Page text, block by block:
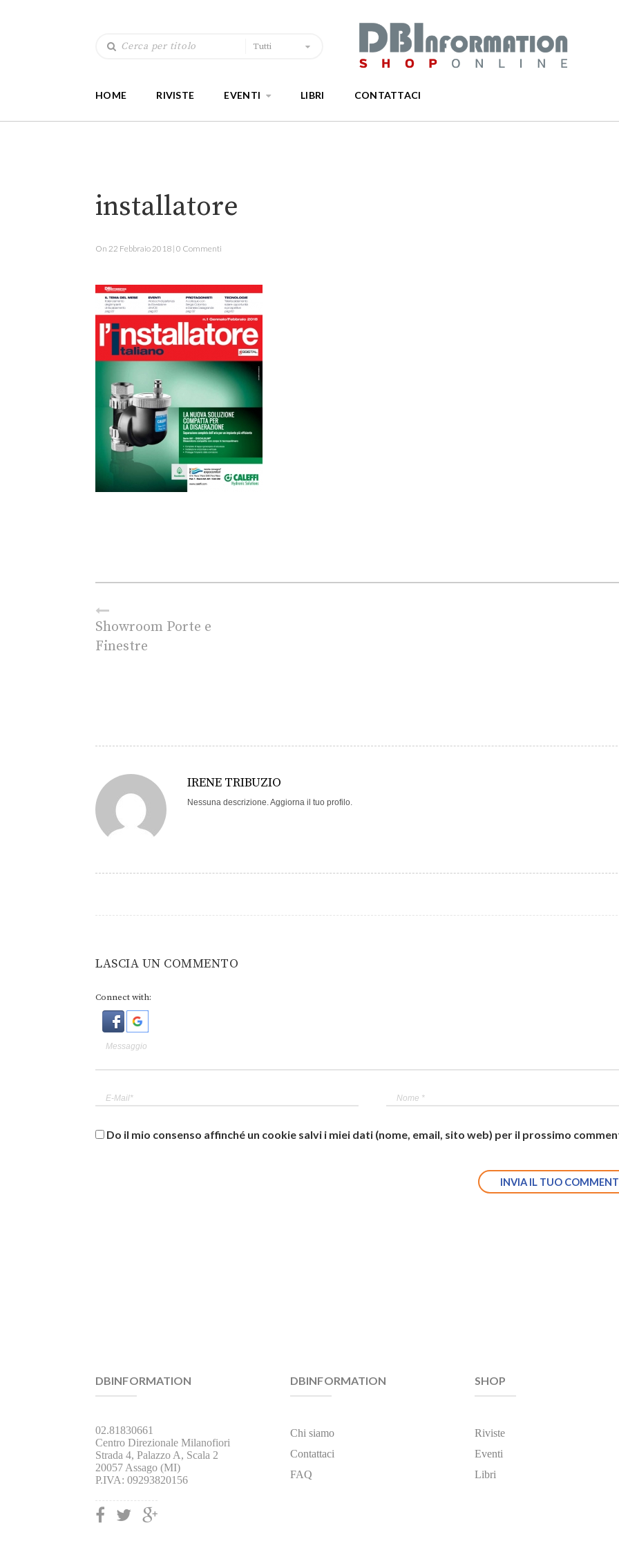
Tutti
HOME RIVISTE EVENTI LIBRI CONTATTACI
installatore
On 22 Febbraio 2018 | 0 Commenti
Showroom Porte e
Finestre
IRENE TRIBUZIO
Nessuna descrizione. Aggiorna il tuo profilo.
LASCIA UN COMMENTO
Connect with:
Do il mio consenso affinché un cookie salvi i miei dati (nome, email, sito web) per il prossimo
DBINFORMATION
02.81830661
Centro Direzionale Milanofiori
Strada 4, Palazzo A, Scala 2
20057 Assago (MI)
P.IVA: 09293820156
DBINFORMATION
Chi siamo
Contattaci
FAQ
SHOP
Riviste
Eventi
Libri